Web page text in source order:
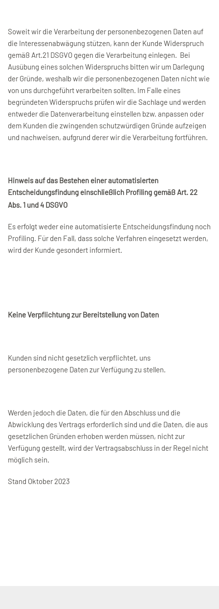
Soweit wir die Verarbeitung der personenbezogenen Daten auf
die Interessenabwägung stützen, kann der Kunde Widerspruch
gemäß Art.21 DSGVO gegen die Verarbeitung einlegen. Bei
Ausübung eines solchen Widerspruchs bitten wir um Darlegung
der Gründe, weshalb wir die personenbezogenen Daten nicht wie
von uns durchgeführt verarbeiten sollten. Im Falle eines
begründeten Widerspruchs prüfen wir die Sachlage und werden
entweder die Datenverarbeitung einstellen bzw. anpassen oder
dem Kunden die zwingenden schutzwürdigen Gründe aufzeigen
und nachweisen, aufgrund derer wir die Verarbeitung fortführen.
Hinweis auf das Bestehen einer automatisierten
Entscheidungsfindung einschließlich Profiling gemäß Art. 22
Abs. 1 und 4 DSGVO
Es erfolgt weder eine automatisierte Entscheidungsfindung noch
Profiling. Für den Fall, dass solche Verfahren eingesetzt werden,
wird der Kunde gesondert informiert.
Keine Verpflichtung zur Bereitstellung von Daten
Kunden sind nicht gesetzlich verpflichtet, uns
personenbezogene Daten zur Verfügung zu stellen.
Werden jedoch die Daten, die für den Abschluss und die
Abwicklung des Vertrags erforderlich sind und die Daten, die aus
gesetzlichen Gründen erhoben werden müssen, nicht zur
Verfügung gestellt, wird der Vertragsabschluss in der Regel nicht
möglich sein.
Stand Oktober 2023